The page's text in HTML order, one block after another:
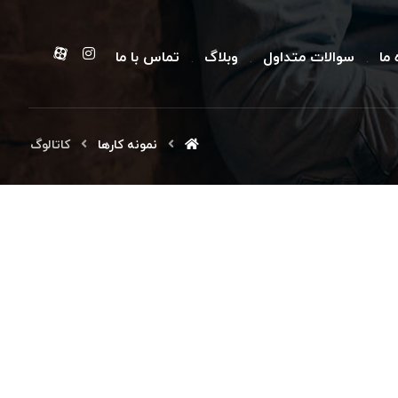
ما سوالات متداول وبلاگ تماس با ما
نمونه کارها کاتالوگ